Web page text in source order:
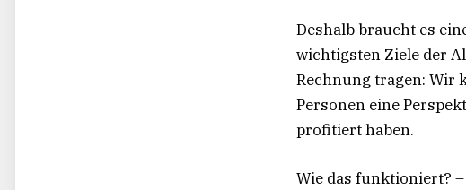
Deshalb braucht es
wichtigsten Ziele der
Rechnung tragen: Wir
Personen eine
profitiert haben.
Wie das funktioniert?